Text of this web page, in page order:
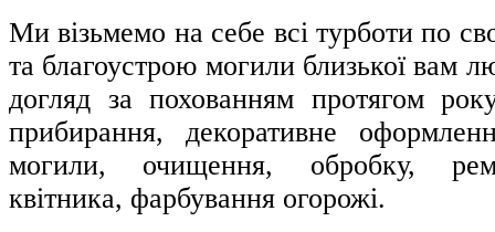
Ми візьмемо на себе всі турботи по
та благоустрою могили близької вам
догляд за похованням протягом
прибирання, декоративне
могили, очищення, обробку,
квітника, фарбування огорожі.